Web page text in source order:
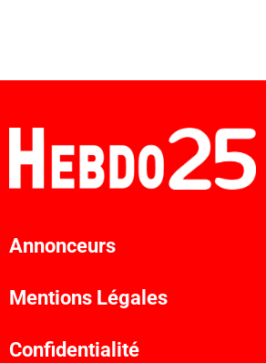
Annonceurs
Mentions Légales
Confidentialité